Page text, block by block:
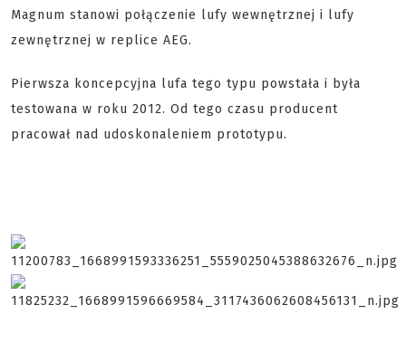
Magnum stanowi połączenie lufy wewnętrznej i lufy
zewnętrznej w replice AEG.
Pierwsza koncepcyjna lufa tego typu powstała i była
testowana w roku 2012. Od tego czasu producent
pracował nad udoskonaleniem prototypu.